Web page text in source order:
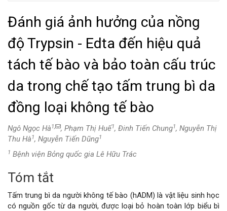
Đánh giá ảnh hưởng của nồng
độ Trypsin - Edta đến hiệu quả
tách tế bào và bảo toàn cấu trúc
da trong chế tạo tấm trung bì da
đồng loại không tế bào
Ngô Ngọc Hà1, , Phạm Thị Huế1, Đinh Tiến Chung1, Nguyễn Thị
Thu Hà1, Nguyễn Tiến Dũng1
1 Bệnh viện Bỏng quốc gia Lê Hữu Trác
Nội
dung
Tóm tắt
Tấm trung bì da người không tế bào (hADM) là vật liệu sinh học
có nguồn gốc từ da người, được loại bỏ hoàn toàn lớp biểu bì